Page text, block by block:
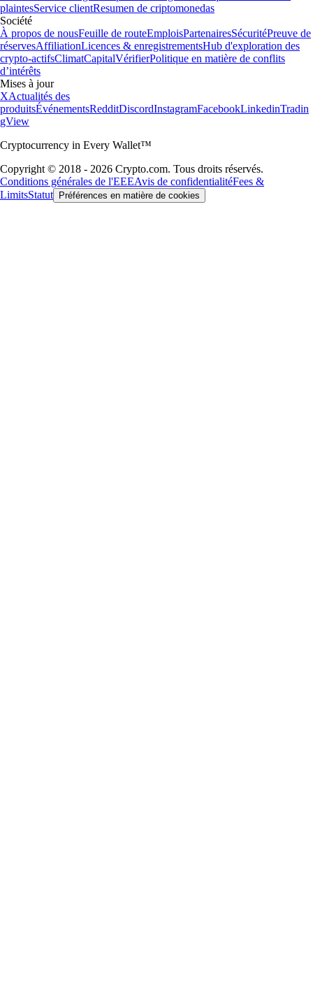
plaintesService clientResumen de criptomonedas
Société
À propos de nousFeuille de routeEmploisPartenairesSécuritéPreuve de
réservesAffiliationLicences & enregistrementsHub d'exploration des
crypto-actifsClimatCapitalVérifierPolitique en matière de conflits
d’intérêts
Mises à jour
XActualités des
produitsÉvénementsRedditDiscordInstagramFacebookLinkedinTradin
gView
Cryptocurrency in Every Wallet™
Copyright © 2018 - 2026 Crypto.com. Tous droits réservés.
Conditions générales de l'EEEAvis de confidentialitéFees &
LimitsStatut Préférences en matière de cookies